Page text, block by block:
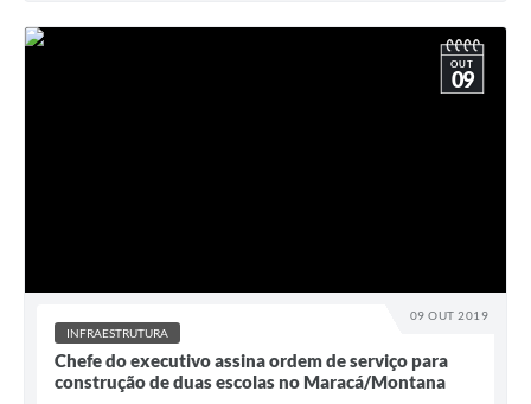
09 OUT 2019
OUT
09
INFRAESTRUTURA
Chefe do executivo assina ordem de serviço para
construção de duas escolas no Maracá/Montana